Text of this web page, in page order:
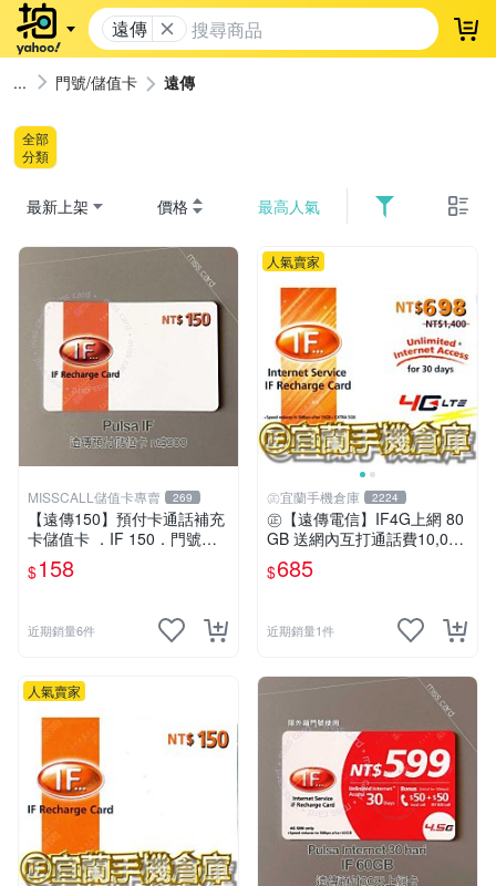
遠傳 登
門號/儲值卡 遠傳
全部
分類
最新上架 價格 最高人氣
MISSCALL儲值卡專賣 269
【遠傳150】預付卡通話補充
卡儲值卡 ．IF 150．門號延
展ifu⚡MissCall儲值卡專賣
$158
近期銷量6件
人氣賣家
㊣宜蘭手機倉庫 2224
㊣【遠傳電信】IF4G上網 80
GB 送網內互打通話費10,000
元㊣宜蘭手機倉庫
$685
近期銷量1件
人氣賣家